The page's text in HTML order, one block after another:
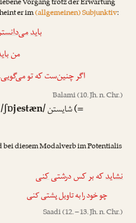
Vorgang trotz der Erwartung
er im(allgemeinen) Subjunktiv:
باید
من
اگر چنین‌ست که تو
Balami(10. Jh. n. Chr.)
شایستن(=
bei diesem Modalverb im Potentialis
نشایدکه بر کس درشتیکنی
چو خود را به تاویل پشتی کنی
Saadi(12. – 13. Jh. n. Chr.)